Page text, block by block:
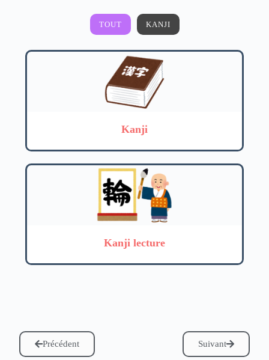
TOUT KANJI
Kanji
Kanji lecture
Précédent Suivant